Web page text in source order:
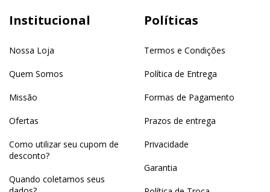
Institucional
Nossa Loja
Quem Somos
Missão
Ofertas
Como utilizar seu cupom de
desconto?
Quando coletamos seus
Políticas
Termos e Condições
Política de Entrega
Formas de Pagamento
Prazos de entrega
Privacidade
Garantia